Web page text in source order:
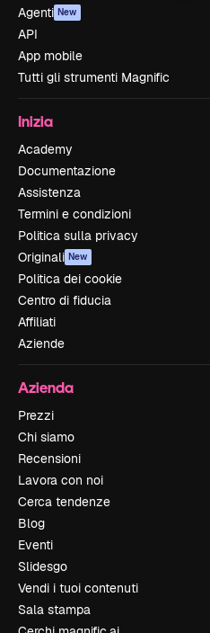
Agenti New
API
App mobile
Tutti gli strumenti Magnific
Inizia
Academy
Documentazione
Assistenza
Termini e condizioni
Politica sulla privacy
Originali New
Politica dei cookie
Centro di fiducia
Affiliati
Aziende
Azienda
Prezzi
Chi siamo
Recensioni
Lavora con noi
Cerca tendenze
Blog
Eventi
Slidesgo
Vendi i tuoi contenuti
Sala stampa